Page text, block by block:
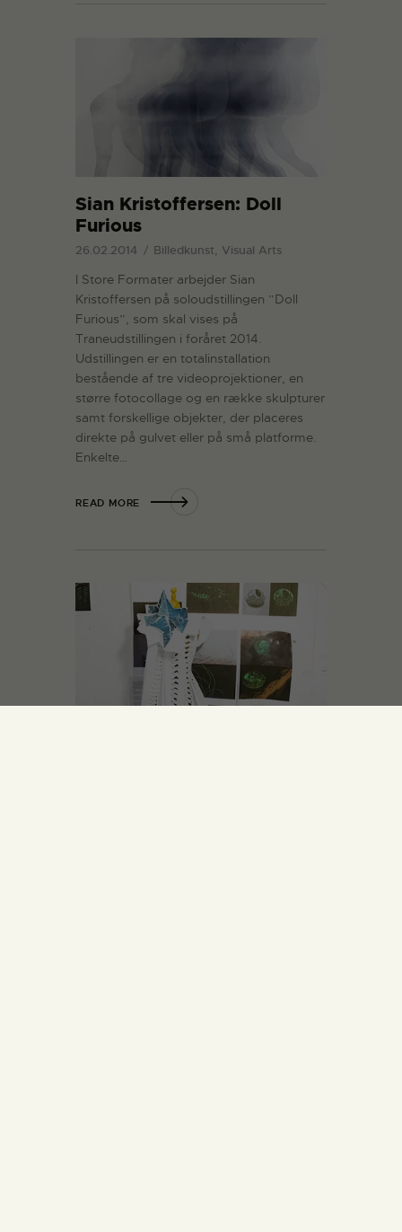
Sian Kristoffersen: Doll
Furious
26.02.2014 Billedkunst, Visual Arts
I Store Formater arbejder Sian
Kristoffersen på soloudstillingen ”Doll
Furious”, som skal vises på
Traneudstillingen i foråret 2014.
Udstillingen er en totalinstallation
bestående af tre videoprojektioner, en
større fotocollage og en række skulpturer
samt forskellige objekter, der placeres
direkte på gulvet eller på små platforme.
Enkelte…
READ MORE